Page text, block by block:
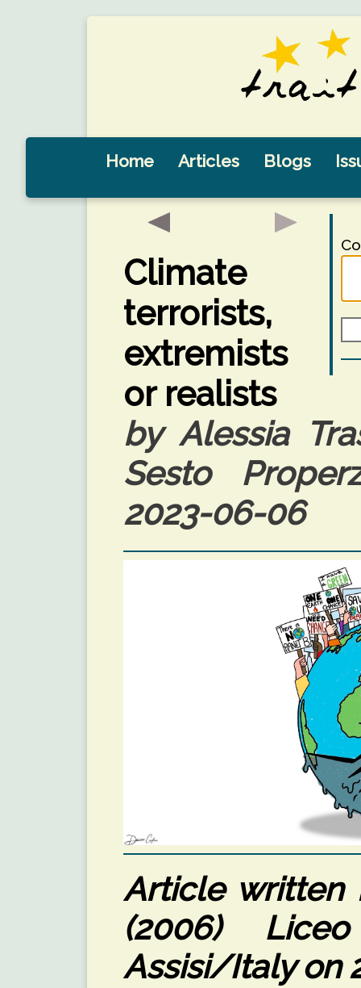
Home Articles Blogs
Climate
terrorists,
extremists
or realists
by Alessia
Sesto
2023-06-06
Article written
(2006)
Assisi/Italy on